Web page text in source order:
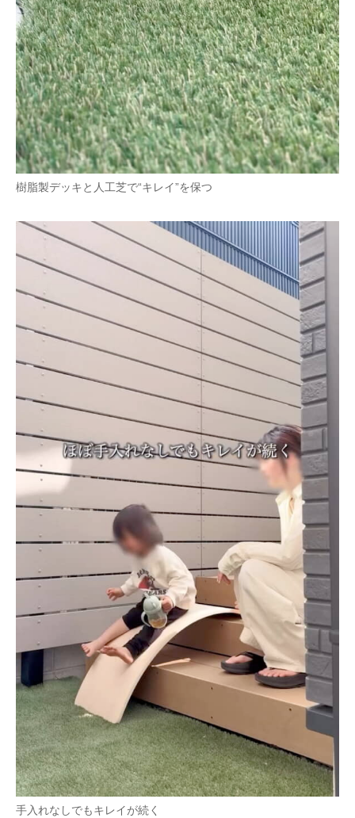
樹脂製デッキと人工芝で“キレイ”を保つ
手入れなしでもキレイが続く